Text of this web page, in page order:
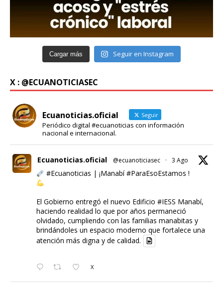
Cargar más Seguir en Instagram
X : @ECUANOTICIASEC
Ecuanoticias.oficial Seguir
Periódico digital #ecuanoticias con información
nacional e internacional.
Ecuanoticias.oficial @ecuanoticiasec · 3 Ago
#Ecuanoticias | ¡Manabí#ParaEsoEstamos !
El Gobierno entregó el nuevo Edificio #IESS Manabí,
haciendo realidad lo que por años permaneció
olvidado, cumpliendo con las familias manabitas y
brindándoles un espacio moderno que fortalece una
atención más digna y de calidad.
X